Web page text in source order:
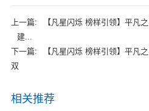
上一篇:
【凡星闪烁 榜样引领】平凡
建...
下一篇:
【凡星闪烁 榜样引领】平凡
双
相关推荐